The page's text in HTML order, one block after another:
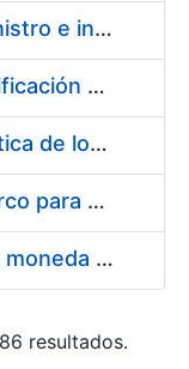
Acuerdo marco para el suministro e instalación de persianas, estores y otros complementos
Servicio de Calibración y Verificación Externa de los Equipos de Medición del Servicio de Prevención de la FNMT-RCM
Conexión mediante Fibra Óptica de los Centros de Proceso de Datos (CPDs) de las sedes de la FNMT-RCM de Burgos y Madrid
Contratación de acuerdo marco para el Suministro de Material de Electricidad para la Fábrica Nacional de Moneda y Timbre-Real Casa de la Moneda en su centro de trabajo de Burgos
Suministro de estuches para moneda de 30 €
resultados.